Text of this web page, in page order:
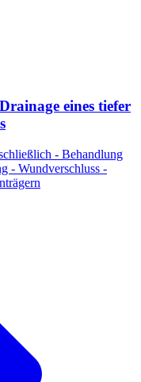
eines tiefer
- Behandlung
- Wundverschluss -